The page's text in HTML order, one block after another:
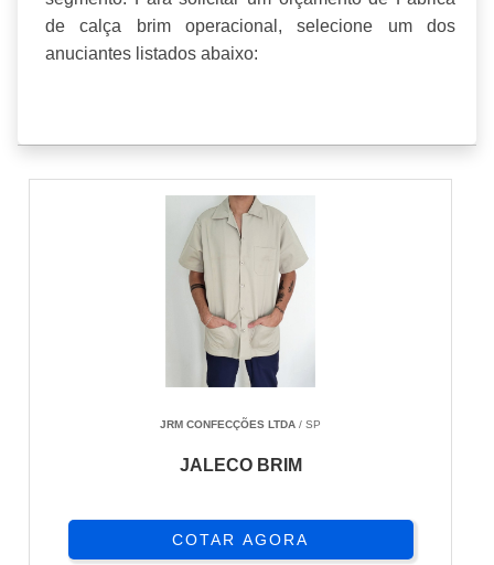
de calça brim operacional, selecione um dos
anuciantes listados abaixo:
JRM CONFECÇÕES LTDA / SP
JALECO BRIM
COTAR AGORA